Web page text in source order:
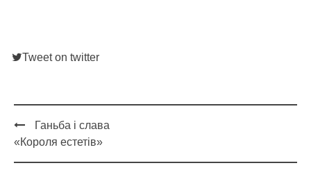
Tweet on twitter
Post
navigation
Ганьба і слава
«Короля естетів»